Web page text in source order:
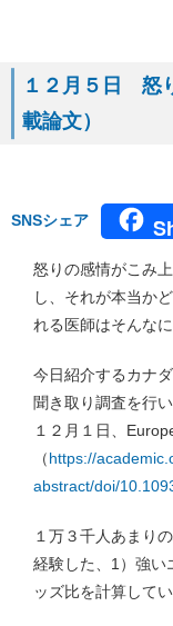
１２月５日 怒
載論文）
SNSシェア
怒りの感情がこみ
し、それが本当か
れる医師はそんなに
今日紹介するカナ
聞き取り調査を行
１２月１日、
（https://
abstract/doi/
１万３千人あまり
経験した、1）強
ッズ比を計算してい